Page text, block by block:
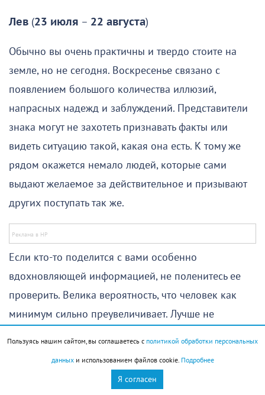
Лев (23 июля – 22 августа)
Обычно вы очень практичны и твердо стоите на
земле, но не сегодня. Воскресенье связано с
появлением большого количества иллюзий,
напрасных надежд и заблуждений. Представители
знака могут не захотеть признавать факты или
видеть ситуацию такой, какая она есть. К тому же
рядом окажется немало людей, которые сами
выдают желаемое за действительное и призывают
других поступать так же.
Если кто-то поделится с вами особенно
вдохновляющей информацией, не поленитесь ее
проверить. Велика вероятность, что человек как
минимум сильно преувеличивает. Лучше не
жизни: сейчас может казаться, что все будет легко и
сложится удачно, но на новом пути, скорее всего,
Пользуясь нашим сайтом, вы соглашаетесь с политикой обработки персональных
данныхи использованием файлов cookie. Подробнее
Я согласен